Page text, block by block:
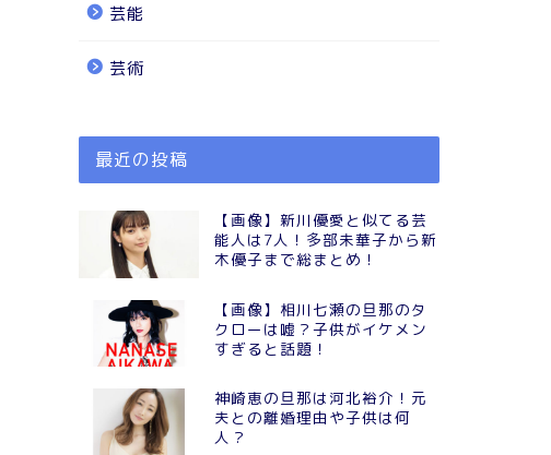
芸能
芸術
最近の投稿
【画像】新川優愛と似てる芸
能人は7人！多部未華子から新
木優子まで総まとめ！
【画像】相川七瀬の旦那のタ
クローは嘘？子供がイケメン
すぎると話題！
神崎恵の旦那は河北裕介！元
夫との離婚理由や子供は何
人？